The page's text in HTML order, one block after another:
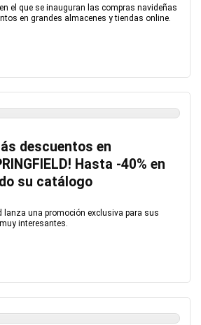
el que se inauguran las compras navideñas
en grandes almacenes y tiendas online.
descuentos en
Hasta -40% en
su catálogo
lanza una promoción exclusiva para sus
interesantes.